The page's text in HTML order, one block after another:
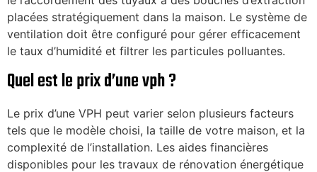
placées stratégiquement dans la maison. Le système de
ventilation doit être configuré pour gérer efficacement
le taux d’humidité et filtrer les particules polluantes.
Quel est le prix d’une vph ?
Le prix d’une VPH peut varier selon plusieurs facteurs
tels que le modèle choisi, la taille de votre maison, et la
complexité de l’installation. Les aides financières
disponibles pour les travaux de rénovation énergétique